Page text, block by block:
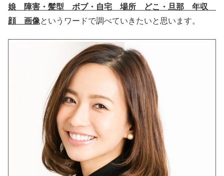
娘 障害・髪型 ボブ・自宅 場所 どこ・旦那 年収
顔 画像というワードで調べていきたいと思います。